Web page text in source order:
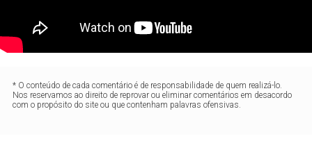
* O conteúdo de cada comentário é de responsabilidade de quem realizá-lo.
Nos reservamos ao direito de reprovar ou eliminar comentários em desacordo
com o propósito do site ou que contenham palavras ofensivas.